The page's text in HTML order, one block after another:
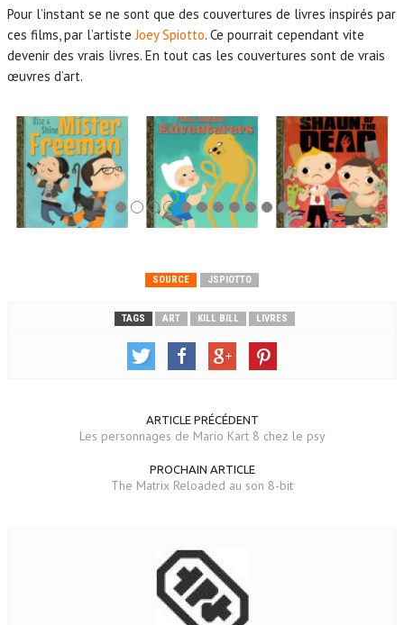
Pour l’instant se ne sont que des couvertures de livres inspirés par
ces films, par l’artisteJoey Spiotto. Ce pourrait cependant vite
devenir des vrais livres. En tout cas les couvertures sont de vrais
œuvres d’art.
SOURCE JSPIOTTO
TAGS ART KILL BILL LIVRES
ARTICLE PRÉCÉDENT
Les personnages de Mario Kart 8 chez le psy
PROCHAIN ARTICLE
The Matrix Reloaded au son 8-bit